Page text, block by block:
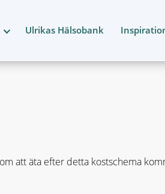
Ulrikas Hälsobank
att äta efter detta kostschema